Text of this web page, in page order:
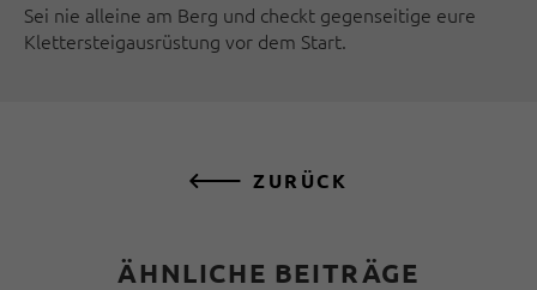
Sei nie alleine am Berg und checkt gegenseitige eure
Klettersteigausrüstung vor dem Start.
ZURÜCK
ÄHNLICHE BEITRÄGE